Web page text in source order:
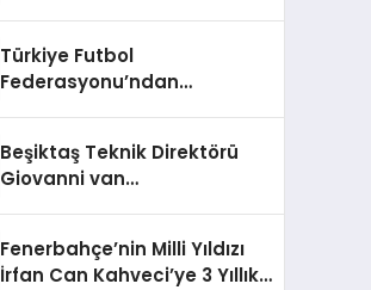
Türkiye Futbol
Federasyonu’ndan
Beşiktaş Teknik Direktörü
Giovanni van
Fenerbahçe’nin Milli Yıldızı
İrfan Can Kahveci’ye 3 Yıllık